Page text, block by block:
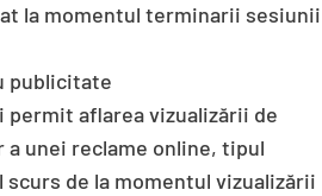
la momentul terminarii sesiunii
publicitate
permit aflarea vizualizării de
unei reclame online, tipul
de la momentul vizualizării